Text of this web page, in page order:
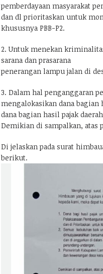
pemberdayaan masyarakat
dan dl prioritaskan untuk
khususnya PBB-P2.
2. Untuk menekan
sarana dan prasarana
penerangan lampu jalan di
3. Dalam hal penganggaran
mengalokasikan dana bagian
dana bagian hasil pajak
Demikian di sampalkan, atas
Di jelaskan pada surat
berikut.